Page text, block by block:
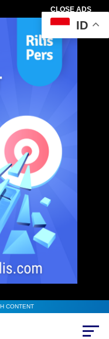
CLOSE ADS
CONTENT
ID